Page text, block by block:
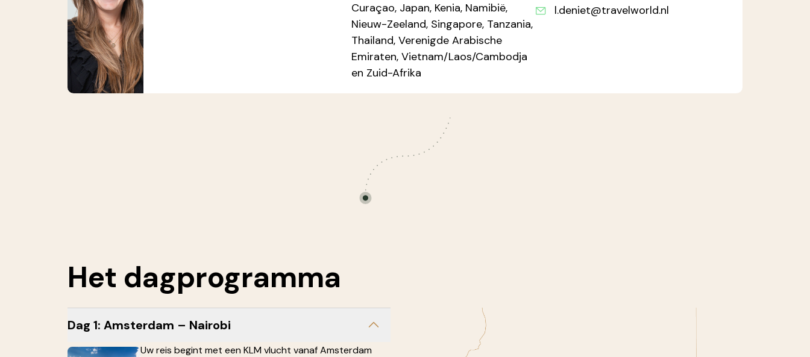
Curaçao, Japan, Kenia, Namibië,
Nieuw-Zeeland, Singapore, Tanzania,
Thailand, Verenigde Arabische
Emiraten, Vietnam/Laos/Cambodja
en Zuid-Afrika
l.deniet@travelworld.nl
Het dagprogramma
Dag 1: Amsterdam – Nairobi
Uw reis begint met een KLM vlucht vanaf Amsterdam